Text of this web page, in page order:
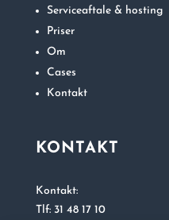
Serviceaftale & hosting
Priser
Om
Cases
Kontakt
KONTAKT
Kontakt:
Tlf: 31 48 17 10